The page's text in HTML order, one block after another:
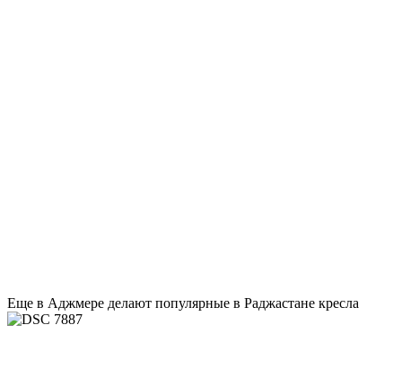
Еще в Аджмере делают популярные в Раджастане кресла